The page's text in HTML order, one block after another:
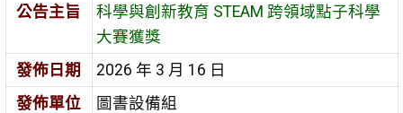
公告主旨
科學與創新教育 STEAM 跨領域點子科學
大賽獲獎
發佈日期
2026 年 3 月 16 日
發佈單位
圖書設備組